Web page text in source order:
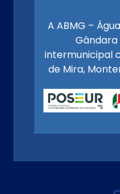
A ABMG –
intermunicipal
de Mira,